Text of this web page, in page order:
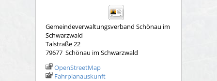
Gemeindeverwaltungsverband Schönau im
Schwarzwald
Talstraße 22
79677 Schönau im Schwarzwald
OpenStreetMap
Fahrplanauskunft